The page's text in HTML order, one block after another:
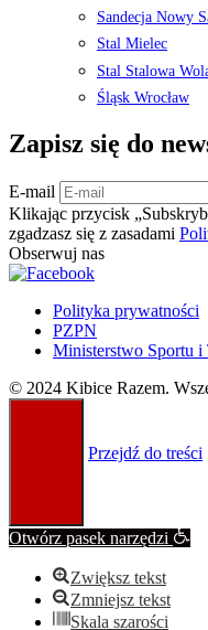
Sandecja Nowy
Stal Mielec
Stal Stalowa
Śląsk Wrocław
Zapisz się do
E-mail
Klikając przycisk
zgadzasz się z zasadami
Obserwuj nas
Polityka prywatności
PZPN
Ministerstwo Sportu i
© 2024 Kibice Razem.
Przejdź do treści
Otwórz pasek narzędzi
Zwiększ tekst
Zmniejsz tekst
Skala szarości